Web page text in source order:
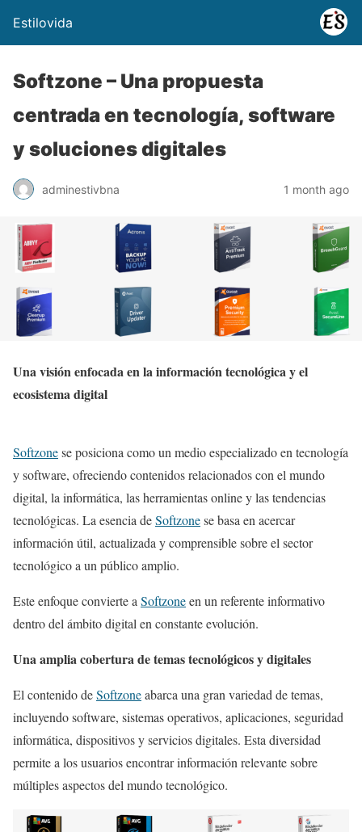
Estilovida
Softzone – Una propuesta
centrada en tecnología, software
y soluciones digitales
adminestivbna 1 month ago
Una visión enfocada en la información tecnológica y el
ecosistema digital
Softzonese posiciona como un medio especializado en tecnología
y software, ofreciendo contenidos relacionados con el mundo
digital, la informática, las herramientas online y las tendencias
tecnológicas. La esencia deSoftzonese basa en acercar
información útil, actualizada y comprensible sobre el sector
tecnológico a un público amplio.
Este enfoque convierte aSoftzoneen un referente informativo
dentro del ámbito digital en constante evolución.
Una amplia cobertura de temas tecnológicos y digitales
El contenido deSoftzoneabarca una gran variedad de temas,
incluyendo software, sistemas operativos, aplicaciones, seguridad
informática, dispositivos y servicios digitales. Esta diversidad
permite a los usuarios encontrar información relevante sobre
múltiples aspectos del mundo tecnológico.